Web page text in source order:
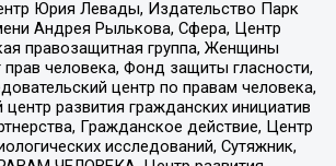
Юрия Левады, Издательство Парк
Андрея Рылькова, Сфера, Центр
правозащитная группа, Женщины
прав человека, Фонд защиты гласности,
центр по правам человека,
развития гражданских инициатив
Гражданское действие, Центр
исследований, Сутяжник,